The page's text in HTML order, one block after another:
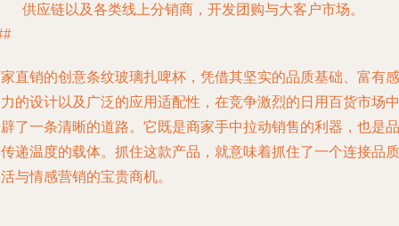
供应链以及各类线上分销商，开发团购与大客户市场。
直销的创意条纹玻璃扎啤杯，凭借其坚实的品质基础、富有感
的设计以及广泛的应用适配性，在竞争激烈的日用百货市场中
了一条清晰的道路。它既是商家手中拉动销售的利器，也是品
递温度的载体。抓住这款产品，就意味着抓住了一个连接品质
与情感营销的宝贵商机。